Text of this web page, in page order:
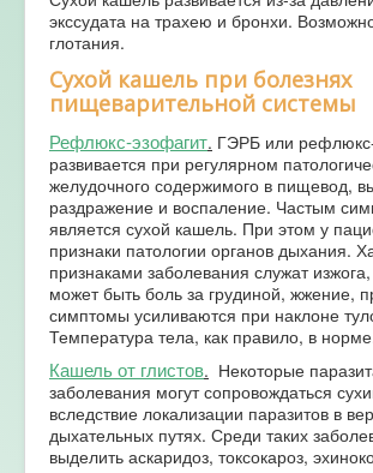
экссудата на трахею и бронхи.
глотания.
Сухой кашель при болезнях
пищеварительной системы
Рефлюкс-эзофагит. ГЭРБ или
развивается при регулярном
желудочного содержимого в пищевод,
раздражение и воспаление. Частым
является сухой кашель. При этом у
признаки патологии органов дыхания.
признаками заболевания служат
может быть боль за грудиной, жжение,
симптомы усиливаются при наклоне
Температура тела, как правило, в
Кашель от глистов. Некоторые
заболевания могут сопровождаться
вследствие локализации паразитов в
дыхательных путях. Среди таких
выделить аскаридоз, токсокароз,